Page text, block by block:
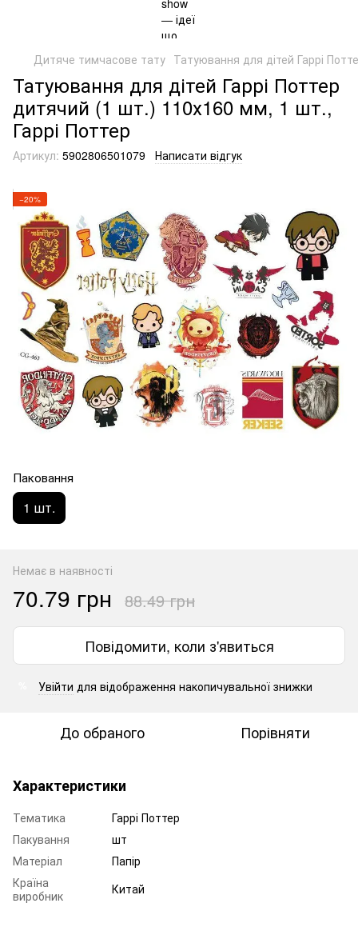
Дитяче тимчасове тату Татуювання для дітей Гаррі
Татуювання для дітей Гаррі Поттер
дитячий (1 шт.) 110х160 мм, 1 шт.,
Гаррі Поттер
Артикул: 5902806501079 Написати відгук
−20%
Паковання
1 шт.
Немає в наявності
70.79 грн 88.49 грн
Повідомити, коли з'явиться
Увійти для відображення накопичувальної знижки
До обраного Порівняти
Характеристики
Тематика
Гаррі Поттер
Пакування
шт
Матеріал
Папір
Країна
виробник
Китай